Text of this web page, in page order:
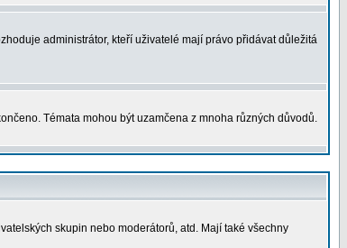
administrátor, kteří uživatelé mají právo přidávat důležitá
Témata mohou být uzamčena z mnoha různých důvodů.
skupin nebo moderátorů, atd. Mají také všechny